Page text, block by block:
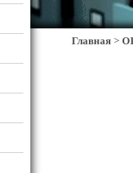
Главная >